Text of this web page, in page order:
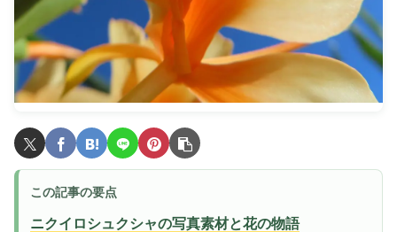
この記事の要点
ニクイロシュクシャの写真素材と花の物語